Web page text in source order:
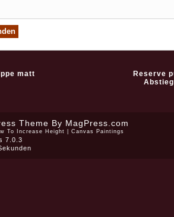
matt
Reserve
Theme By MagPress.com
To Increase Height Canvas Paintings
7.0.3